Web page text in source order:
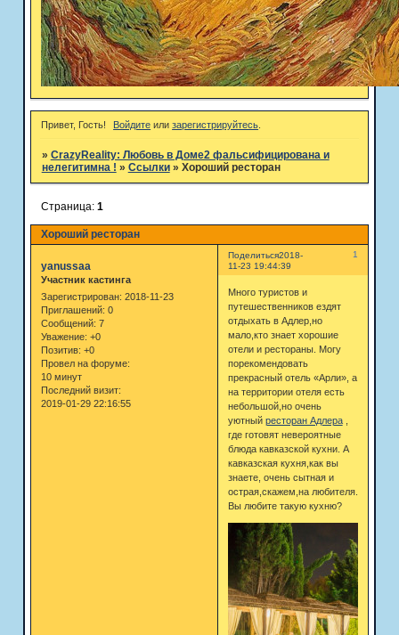
Привет, Гость! Войдите илизарегистрируйтесь
» CrazyReality: Любовь в Доме2 фальсифицирована и
нелегитимна ! » Ссылки » Хороший ресторан
Хороший ресторан
Страница: 1
Поделиться 1
2018-
11-23 19:44:39
yanussaa
Участник кастинга
Зарегистрирован: 2018-11-23
Приглашений: 0
Сообщений: 7
Уважение: +0
Позитив: +0
Провел на форуме:
10 минут
Последний визит:
2019-01-29 22:16:55
Много туристов и
путешественников ездят
отдыхать в Адлер,но
мало,кто знает хорошие
отели и рестораны. Могу
порекомендовать
прекрасный отель «Арли», а
на территории отеля есть
небольшой,но очень
уютный ресторан Адлера,
где готовят невероятные
блюда кавказской кухни. А
кавказская кухня,как вы
знаете, очень сытная и
острая,скажем,на любителя.
Вы любите такую кухню?